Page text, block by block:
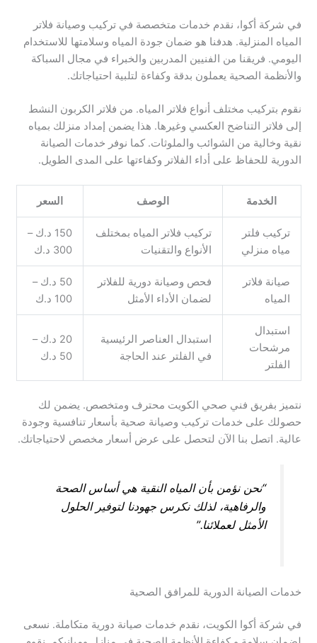
في شركة أكوا، نقدم خدمات متخصصة في تركيب وصيانة فلاتر
المياه المنزلية. هدفنا هو ضمان جودة المياه وسلامتها للاستخدام
اليومي. فريقنا من الفنيين المدربين والخبراء في مجال السباكة
والأنظمة الصحية يعملون بدقة وكفاءة لتلبية احتياجاتك.
نقوم بتركيب مختلف أنواع فلاتر المياه. من فلاتر الكربون النشط
إلى فلاتر التناضح العكسي وغيرها. هذا يضمن إمداد منزلك بمياه
نقية وخالية من الشوائب والملوثات. كما نوفر خدمات الصيانة
الدورية للحفاظ على أداء الفلاتر وكفاءتها على المدى الطويل.
الخدمة الوصف السعر
تركيب فلتر
مياه منزلي
تركيب فلاتر المياه بمختلف
الأنواع والتقنيات
150 د.ك –
300 د.ك
صيانة فلاتر
المياه
فحص وصيانة دورية للفلاتر
لضمان الأداء الأمثل
50 د.ك –
100 د.ك
استبدال
مرشحات
الفلتر
استبدال العناصر الرئيسية
في الفلتر عند الحاجة
20 د.ك –
50 د.ك
نتميز بفريق فني صحي الكويت محترف ومتخصص. يضمن لك
حصولك على خدمات تركيب وصيانة صحية بأسعار تنافسية وجودة
عالية. اتصل بنا الآن لتحصل على عرض أسعار مخصص لاحتياجاتك.
“نحن نؤمن بأن المياه النقية هي أساس الصحة
والرفاهية، لذلك نكرس جهودنا لتوفير الحلول
الأمثل لعملائنا.”
خدمات الصيانة الدورية للمرافق الصحية
في شركة أكوا الكويت، نقدم خدمات صيانة دورية متكاملة. نسعى